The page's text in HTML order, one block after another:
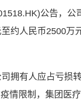
公告，公
约人民币2500万
拥有人应占亏损
情限制，集团医